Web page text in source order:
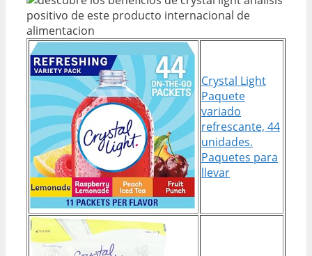
Crystal Light
Paquete
variado
refrescante, 44
unidades.
Paquetes para
llevar